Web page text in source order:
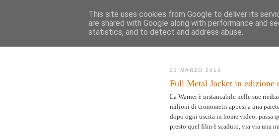
AK
Novità Mappa del sito
Vita
23 MARZO 2012
Full Metal Jacket in edizione
La Warner è instancabile nelle sue
milioni di cronometri appesi a una
dopo ogni uscita in home video; passa
presto quel film è scaduto, via via una
This site uses cookies from Google to deliver its
are shared with Google along with performance and
statistics, and to detect and address abuse.